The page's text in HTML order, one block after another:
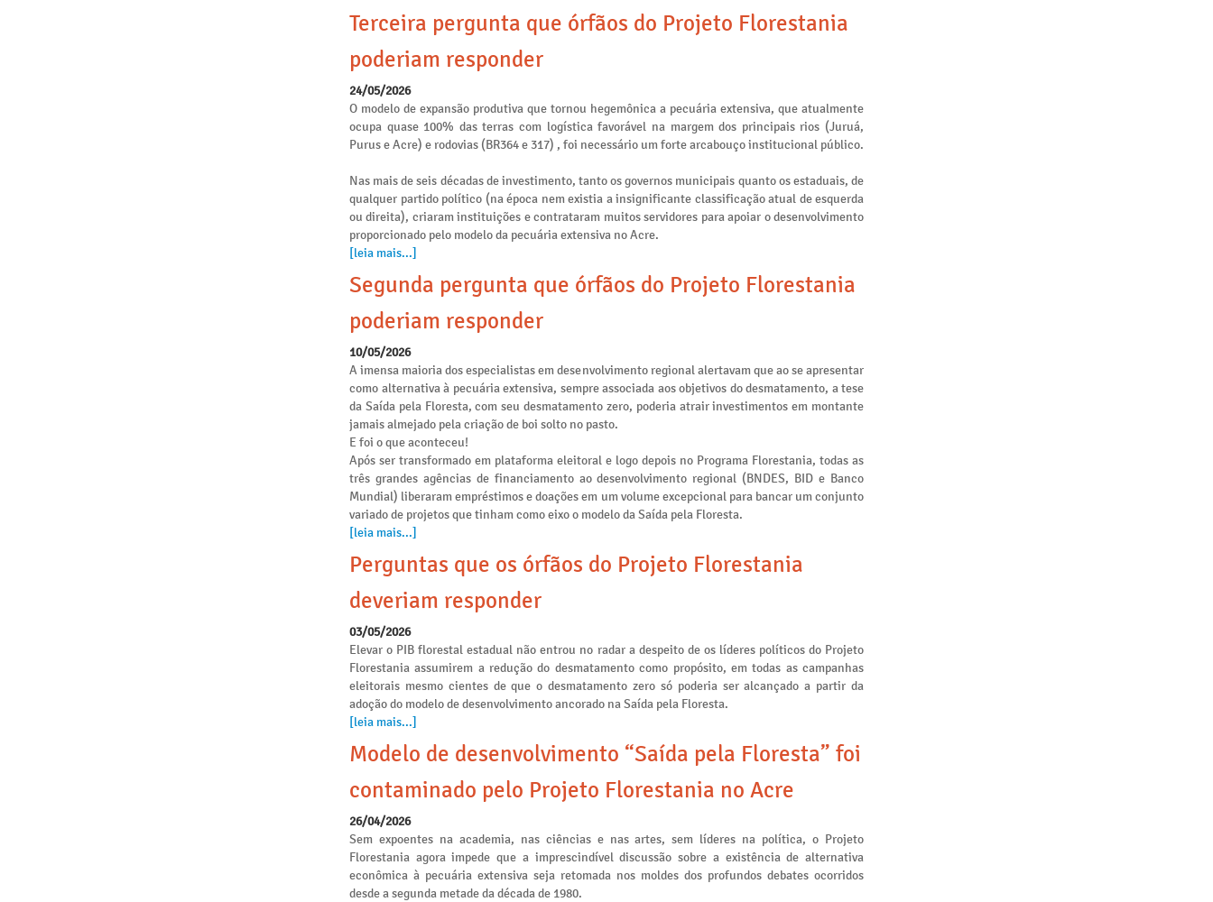
Terceira pergunta que órfãos do Projeto Florestania
poderiam responder
24/05/2026
O modelo de expansão produtiva que tornou hegemônica a pecuária extensiva, que atualmente
ocupa quase 100% das terras com logística favorável na margem dos principais rios (Juruá,
Purus e Acre) e rodovias (BR364 e 317) , foi necessário um forte arcabouço institucional público.
Nas mais de seis décadas de investimento, tanto os governos municipais quanto os estaduais, de
qualquer partido político (na época nem existia a insignificante classificação atual de esquerda
ou direita), criaram instituições e contrataram muitos servidores para apoiar o desenvolvimento
proporcionado pelo modelo da pecuária extensiva no Acre.
[leia mais...]
Segunda pergunta que órfãos do Projeto Florestania
poderiam responder
10/05/2026
A imensa maioria dos especialistas em desenvolvimento regional alertavam que ao se apresentar
como alternativa à pecuária extensiva, sempre associada aos objetivos do desmatamento, a tese
da Saída pela Floresta, com seu desmatamento zero, poderia atrair investimentos em montante
jamais almejado pela criação de boi solto no pasto.
E foi o que aconteceu!
Após ser transformado em plataforma eleitoral e logo depois no Programa Florestania, todas as
três grandes agências de financiamento ao desenvolvimento regional (BNDES, BID e Banco
Mundial) liberaram empréstimos e doações em um volume excepcional para bancar um conjunto
variado de projetos que tinham como eixo o modelo da Saída pela Floresta.
[leia mais...]
Perguntas que os órfãos do Projeto Florestania
deveriam responder
03/05/2026
Elevar o PIB florestal estadual não entrou no radar a despeito de os líderes políticos do Projeto
Florestania assumirem a redução do desmatamento como propósito, em todas as campanhas
eleitorais mesmo cientes de que o desmatamento zero só poderia ser alcançado a partir da
adoção do modelo de desenvolvimento ancorado na Saída pela Floresta.
[leia mais...]
Modelo de desenvolvimento “Saída pela Floresta” foi
contaminado pelo Projeto Florestania no Acre
26/04/2026
Sem expoentes na academia, nas ciências e nas artes, sem líderes na política, o Projeto
Florestania agora impede que a imprescindível discussão sobre a existência de alternativa
econômica à pecuária extensiva seja retomada nos moldes dos profundos debates ocorridos
desde a segunda metade da década de 1980.